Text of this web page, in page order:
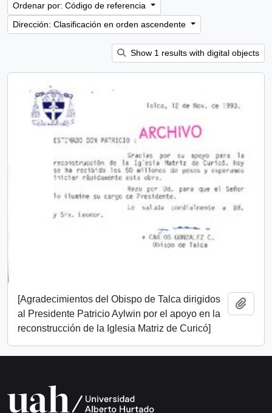
Ordenar por: Código de referencia
Dirección: Clasificación en orden ascendente
Show 1 results with digital objects
[Agradecimientos del Obispo de Talca dirigidos
al Presidente Patricio Aylwin por el apoyo en la
reconstrucción de la Iglesia Matriz de Curicó]